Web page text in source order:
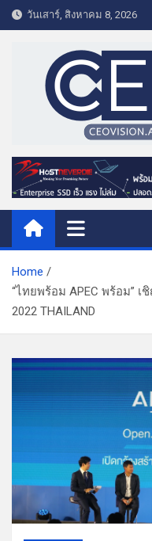
k
e
t
วันเสาร์, สิงหาคม 8, 2026
CEO
Business & Lifestyle
Home
“ไทยพร้อม APEC พร้อม”
2022 THAILAND